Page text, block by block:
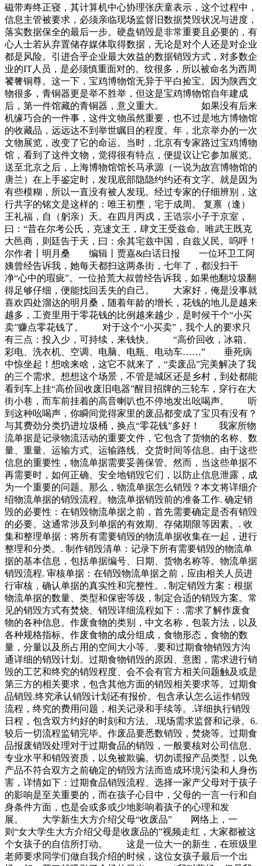
磁带寿终正寝，其计算机中心协理张庆童表示，这个过程中，
信息主管被要求，必须亲临现场监督旧数据焚毁状况与进度，
落实数据保全的最后一步。硬盘销毁是非常重要且必要的，有
心人士若从弃置储存媒体取得数据，无论是对个人还是对企业
都是风险。引进合乎企业最大效益的数据销毁方式，对多数企
业的IT人员，是必须慎重面对的。纹很多，所以被命名为西周
饕餮铜尊。这一下，宝鸡博物馆无异于平白捡宝。因为陕西文
物很多，青铜器更是举不胜举，但这是宝鸡博物馆自年建成
后，第一件馆藏的青铜器，意义重大。 如果没有后来
机缘巧合的一件事，这件文物虽然重要，也不过是地方博物馆
的收藏品，远远达不到举世瞩目的程度。年，北京举办的一次
文物展览，改变了它的命运。当时，北京有专家路过宝鸡博物
馆，看到了这件文物，觉得很有特点，便提议让它参加展览。
送至北京之后，上海博物馆馆长马承源（一说为故宫博物馆的
唐兰）在上手鉴定时，发现底部隐隐约约还有文字。就是因为
有些模糊，所以一直没有被人发现。经过专家的仔细辨别，这
行共字的铭文是这样的：唯王初壅，宅于成周。 复禀（逢）
王礼福，自（躬亲）天。在四月丙戌，王诰宗小子于京室，
曰：“昔在尔考公氏，克逨文王，肆文王受兹命。唯武王既克
大邑商，则廷告于天，曰：余其宅兹中国，自兹乂民。呜呼！
尔作者丨明月桑 编辑丨贾嘉&白话日报 一位环卫工阿
姨曾经告诉我，她每天都扫这两条街，七年了，都没扫干
净“心中的瑕疵”。一位拾荒大叔曾经告诉我，如果他翻垃圾翻
得足够仔细，便能找回丢失的自己。 大家好，俺是没事就
喜欢四处溜达的明月桑，随着年龄的增长，花钱的地儿是越来
越多，工资里用于零花钱的比例越来越少，是时候干个“小买
卖”赚点零花钱了。 对于这个“小买卖”，我个人的要求只
有三点：投入少，可持续，来钱快。 “高价回收，冰箱、
彩电、洗衣机、空调、电脑、电瓶、电动车……” 垂死病
中惊坐起！想啥来啥，这它不就来了，“卖废品”完美解决了我
的三个需求。想想这个场景，不管是城区还是乡村，到处都能
看到车上挂“高价回收废旧电器”醒目招牌的三轮车，穿行在大
街小巷，而车前挂着的高音喇叭也不停地发出吆喝声。 听
到这种吆喝声，你瞬间觉得家里的废品都变成了宝贝有没有？
与其费劲分类扔进垃圾桶，换点“零花钱”多好！ 我家所物
流单据是记录物流活动的重要文件，它包含了货物的名称、数
量、重量、运输方式、运输路线、交货时间等信息。由于这些
信息的重要性，物流单据需要妥善保管。然而，当这些单据不
再需要时，如何正确、安全地销毁它们，以防止信息泄露，成
为一个重要的问题。那么，物流单据怎么销毁？本文将详细介
绍物流单据的销毁流程。物流单据销毁前的准备工作. 确定销
毁的必要性：在销毁物流单据之前，首先需要确定是否有销毁
的必要。这通常涉及到单据的有效期、存储期限等因素。. 收
集和整理单据：将所有需要销毁的物流单据收集在一起，进行
整理和分类。. 制作销毁清单：记录下所有需要销毁的物流单
据的基本信息，包括单据编号、日期、货物名称等。物流单据
销毁流程. 审核单据：在销毁物流单据之前，应由相关人员进
行审核，确认单据的真实性和完整性。. 制定销毁方案：根据
物流单据的数量、类型和保密等级，制定合适的销毁方案。常
见的销毁方式有焚烧、销毁详细流程如下：.需求了解作废食
物的各种信息。作废食物的类别，中文名称，包装方法，以及
各种规格指标。作废食物的成分组成，食物形态，食物的数
量，分量以及所占用的空间大小等。.要和过期食物销毁方沟
通详细的销毁计划。过期食物销毁的原因、意图，需求进行销
毁的工艺和终究的销毁程度、会不会有官方相关问题触及或是
第三方的相关要求，包含其他方面的销毁相关要求等。过期食
品销毁.终究承认销毁计划还有报价。包含承认怎么运作销毁
流程，终究的费用问题，相关记录和手续等。.详细执行销毁
日程，包含双方约好的时刻和方法。.现场需求监督和记录。6.
较后一切流程监销完毕。作废品要悉数销毁，焚烧等。过期食
品报废销毁处理对于过期食品的销毁，一般要核对公司信息、
专业水平和销毁资质，以免被欺骗。切勿谎报产品类型，以免
产品不符合双方之前确定的销毁方法而造成环境污染和人身伤
害，详情如下：过期食品销毁流程、选择一家产父母对于孩子
的影响是至关重要的，而在孩子心目中，父母的一言一行和自
身条件方面，也是会或多或少地影响着孩子的心理和发
展。 大学新生大方介绍父母“收废品” 网络上，一
则“女大学生大方介绍父母是收废品的”视频走红，大家都被这
个女孩子的自信所打动。 这是一位大一的新生，在班级里
老师要求同学们做自我介绍的时候，这位女孩子最后一个出